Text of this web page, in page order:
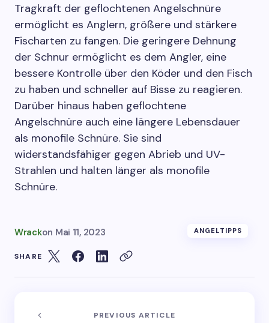
Tragkraft der geflochtenen Angelschnüre
ermöglicht es Anglern, größere und stärkere
Fischarten zu fangen. Die geringere Dehnung
der Schnur ermöglicht es dem Angler, eine
bessere Kontrolle über den Köder und den Fisch
zu haben und schneller auf Bisse zu reagieren.
Darüber hinaus haben geflochtene
Angelschnüre auch eine längere Lebensdauer
als monofile Schnüre. Sie sind
widerstandsfähiger gegen Abrieb und UV-
Strahlen und halten länger als monofile
Schnüre.
Wrackon Mai 11, 2023 ANGELTIPPS
SHARE
PREVIOUS ARTICLE